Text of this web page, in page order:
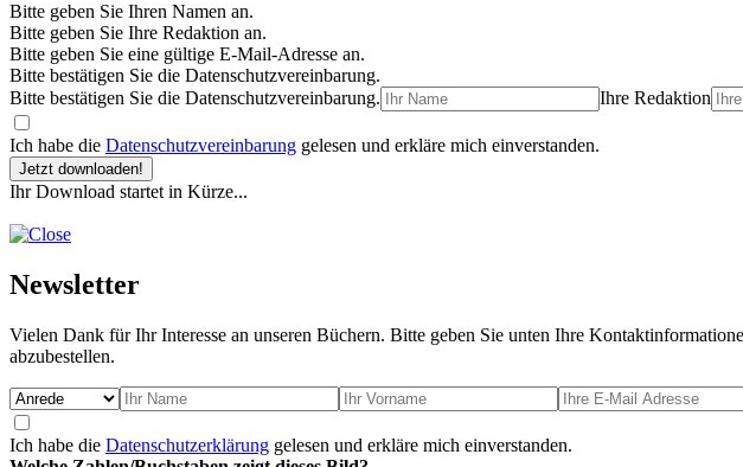
Bitte geben Sie Ihren Namen an.
Bitte geben Sie Ihre Redaktion an.
Bitte geben Sie eine gültige E-Mail-Adresse an.
Bitte bestätigen Sie die Datenschutzvereinbarung.
Bitte bestätigen Sie die Datenschutzvereinbarung.
Ihre Redaktion
Ich habe die Datenschutzvereinbarung gelesen und erkläre mich einverstanden.
Jetzt downloaden!
Ihr Download startet in Kürze...
Newsletter
Vielen Dank für Ihr Interesse an unseren Büchern. Bitte geben Sie unten Ihre
abzubestellen.
Ich habe die Datenschutzerklärung gelesen und erkläre mich einverstanden.